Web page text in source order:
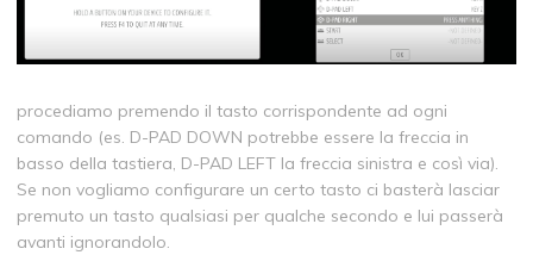
procediamo premendo il tasto corrispondente ad ogni
comando (es. D-PAD DOWN potrebbe essere la freccia in
basso della tastiera, D-PAD LEFT la freccia sinistra e così via).
Se non vogliamo configurare un certo tasto ci basterà lasciar
premuto un tasto qualsiasi per qualche secondo e lui passerà
avanti ignorandolo.